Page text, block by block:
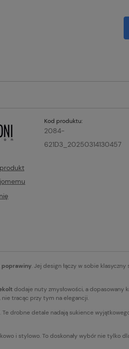
Kod produktu:
2084-
621D3_20250314130457
poprawiny. Jej design łączy w sobie
dodaje nuty zmysłowości, a dopasowany
tracąc przy tym na elegancji.
. Te drobne detale nadają sukience
i stylowo. To doskonały wybór nie tylko